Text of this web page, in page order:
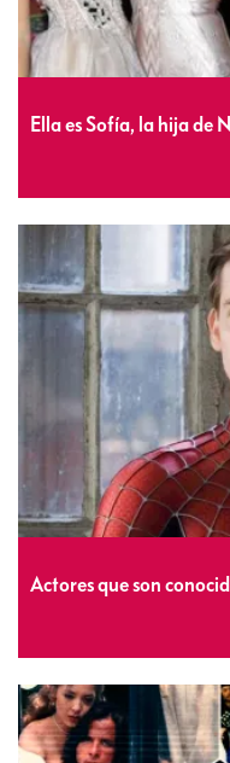
Ella es Sofía, la hija de
Actores que son